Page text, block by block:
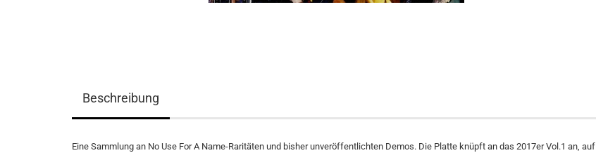
Beschreibung
Eine Sammlung an No Use For A Name-Raritäten und bisher unveröffentlichten Demos. Die Platte knüpft an das 2017er Vol.1 an, auf